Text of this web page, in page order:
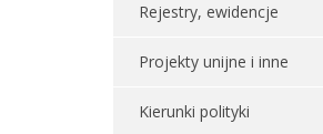
Rejestry, ewidencje
Projekty unijne i inne
Kierunki polityki